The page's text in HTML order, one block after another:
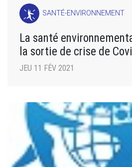
SANTÉ-ENVIRONNEMENT
La santé
la sortie de crise de
JEU 11 FÉV 2021